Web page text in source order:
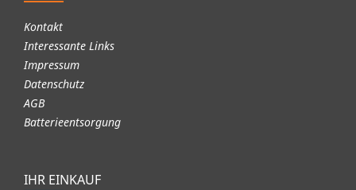
Kontakt
Interessante Links
Impressum
Datenschutz
AGB
Batterieentsorgung
IHR EINKAUF